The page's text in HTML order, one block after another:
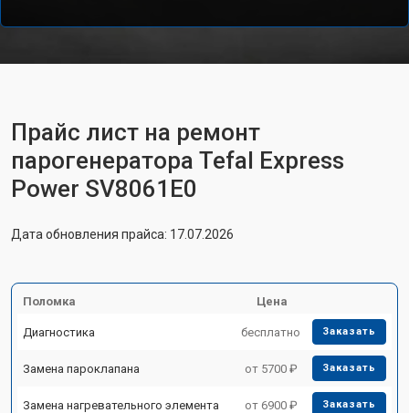
Прайс лист на ремонт
парогенератора Tefal Express
Power SV8061E0
Дата обновления прайса: 17.07.2026
Поломка Цена
Диагностика бесплатно Заказать
Замена пароклапана от 5700 ₽ Заказать
Замена нагревательного элемента от 6900 ₽ Заказать